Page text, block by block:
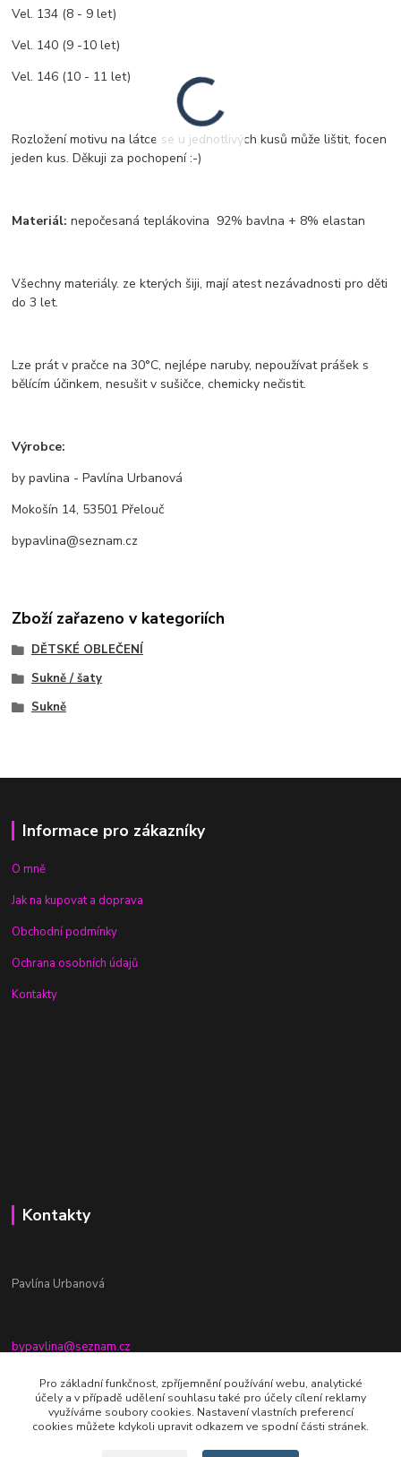
Vel. 134 (8 - 9 let)
Vel. 140 (9 -10 let)
Vel. 146 (10 - 11 let)
Rozložení motivu na látce se u jednotlivých kusů může lištit, focen
jeden kus. Děkuji za pochopení :-)
Materiál:nepočesaná teplákovina 92% bavlna + 8% elastan
Všechny materiály. ze kterých šiji, mají atest nezávadnosti pro děti
do 3 let.
Lze prát v pračce na 30°C, nejlépe naruby, nepoužívat prášek s
bělícím účinkem, nesušit v sušičce, chemicky nečistit.
Výrobce:
by pavlina - Pavlína Urbanová
Mokošín 14, 53501 Přelouč
bypavlina@seznam.cz
Zboží zařazeno v kategoriích
DĚTSKÉ OBLEČENÍ
Sukně / šaty
Sukně
Informace pro zákazníky
O mně
Jak na kupovat a doprava
Obchodní podmínky
Ochrana osobních údajů
Kontakty
Kontakty
Pavlína Urbanová
bypavlina@seznam.cz
+420774917196
Fb stránka - By pavlina
Pro základní funkčnost, zpříjemnění používání webu, analytické
účely a v případě udělení souhlasu také pro účely cílení reklamy
využíváme soubory cookies. Nastavení vlastních preferencí
cookies můžete kdykoli upravit odkazem ve spodní části stránek.